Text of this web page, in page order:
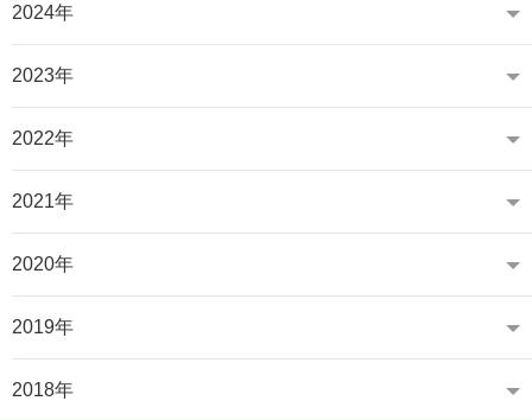
2024年
2023年
2022年
2021年
2020年
2019年
2018年